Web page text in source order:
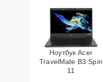
Ноутбук Acer
TravelMate B3 Spin
11